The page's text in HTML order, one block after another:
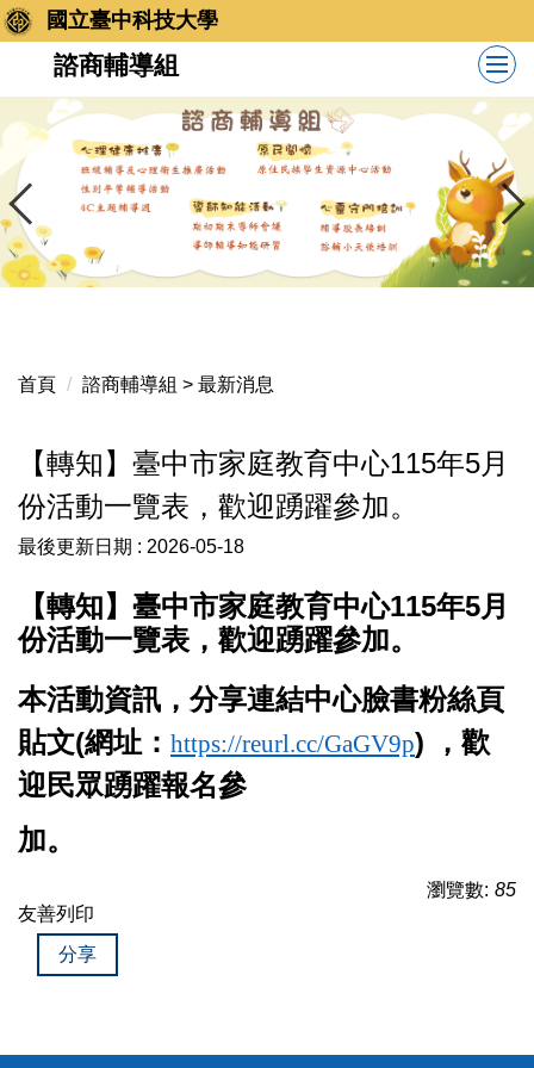
跳
到
內
容
區
國立臺中科技大學
諮商輔導組
首頁 諮商輔導組 > 最新消息
【轉知】臺中市家庭教育中心115年5月
份活動一覽表，歡迎踴躍參加。
最後更新日期 : 2026-05-18
【轉知】臺中市家庭教育中心115年5月
份活動一覽表，歡迎踴躍參加。
本活動資訊，分享連結中心臉書粉絲頁
貼文(網址： https://reurl.cc/GaGV9p)
，歡
迎民眾踴躍報名參
加。
瀏覽數: 85
友善列印
分享